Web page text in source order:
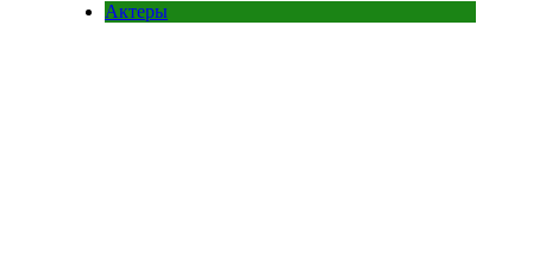
Актеры